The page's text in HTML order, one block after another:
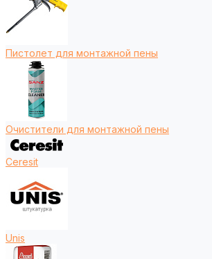
Пистолет для монтажной пены
Очистители для монтажной пены
Ceresit
Unis